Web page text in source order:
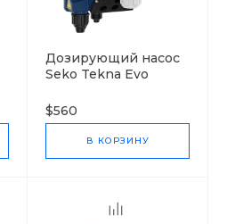
Дозирующий насос
Seko Tekna Evo
$560
В КОРЗИНУ